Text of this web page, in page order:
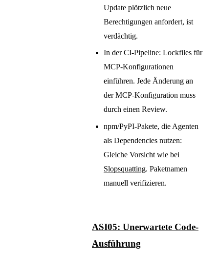
Update plötzlich neue
Berechtigungen anfordert, ist
verdächtig.
In der CI-Pipeline: Lockfiles für
MCP-Konfigurationen
einführen. Jede Änderung an
der MCP-Konfiguration muss
durch einen Review.
npm/PyPI-Pakete, die Agenten
als Dependencies nutzen:
Gleiche Vorsicht wie bei
Slopsquatting. Paketnamen
manuell verifizieren.
ASI05: Unerwartete Code-
Ausführung